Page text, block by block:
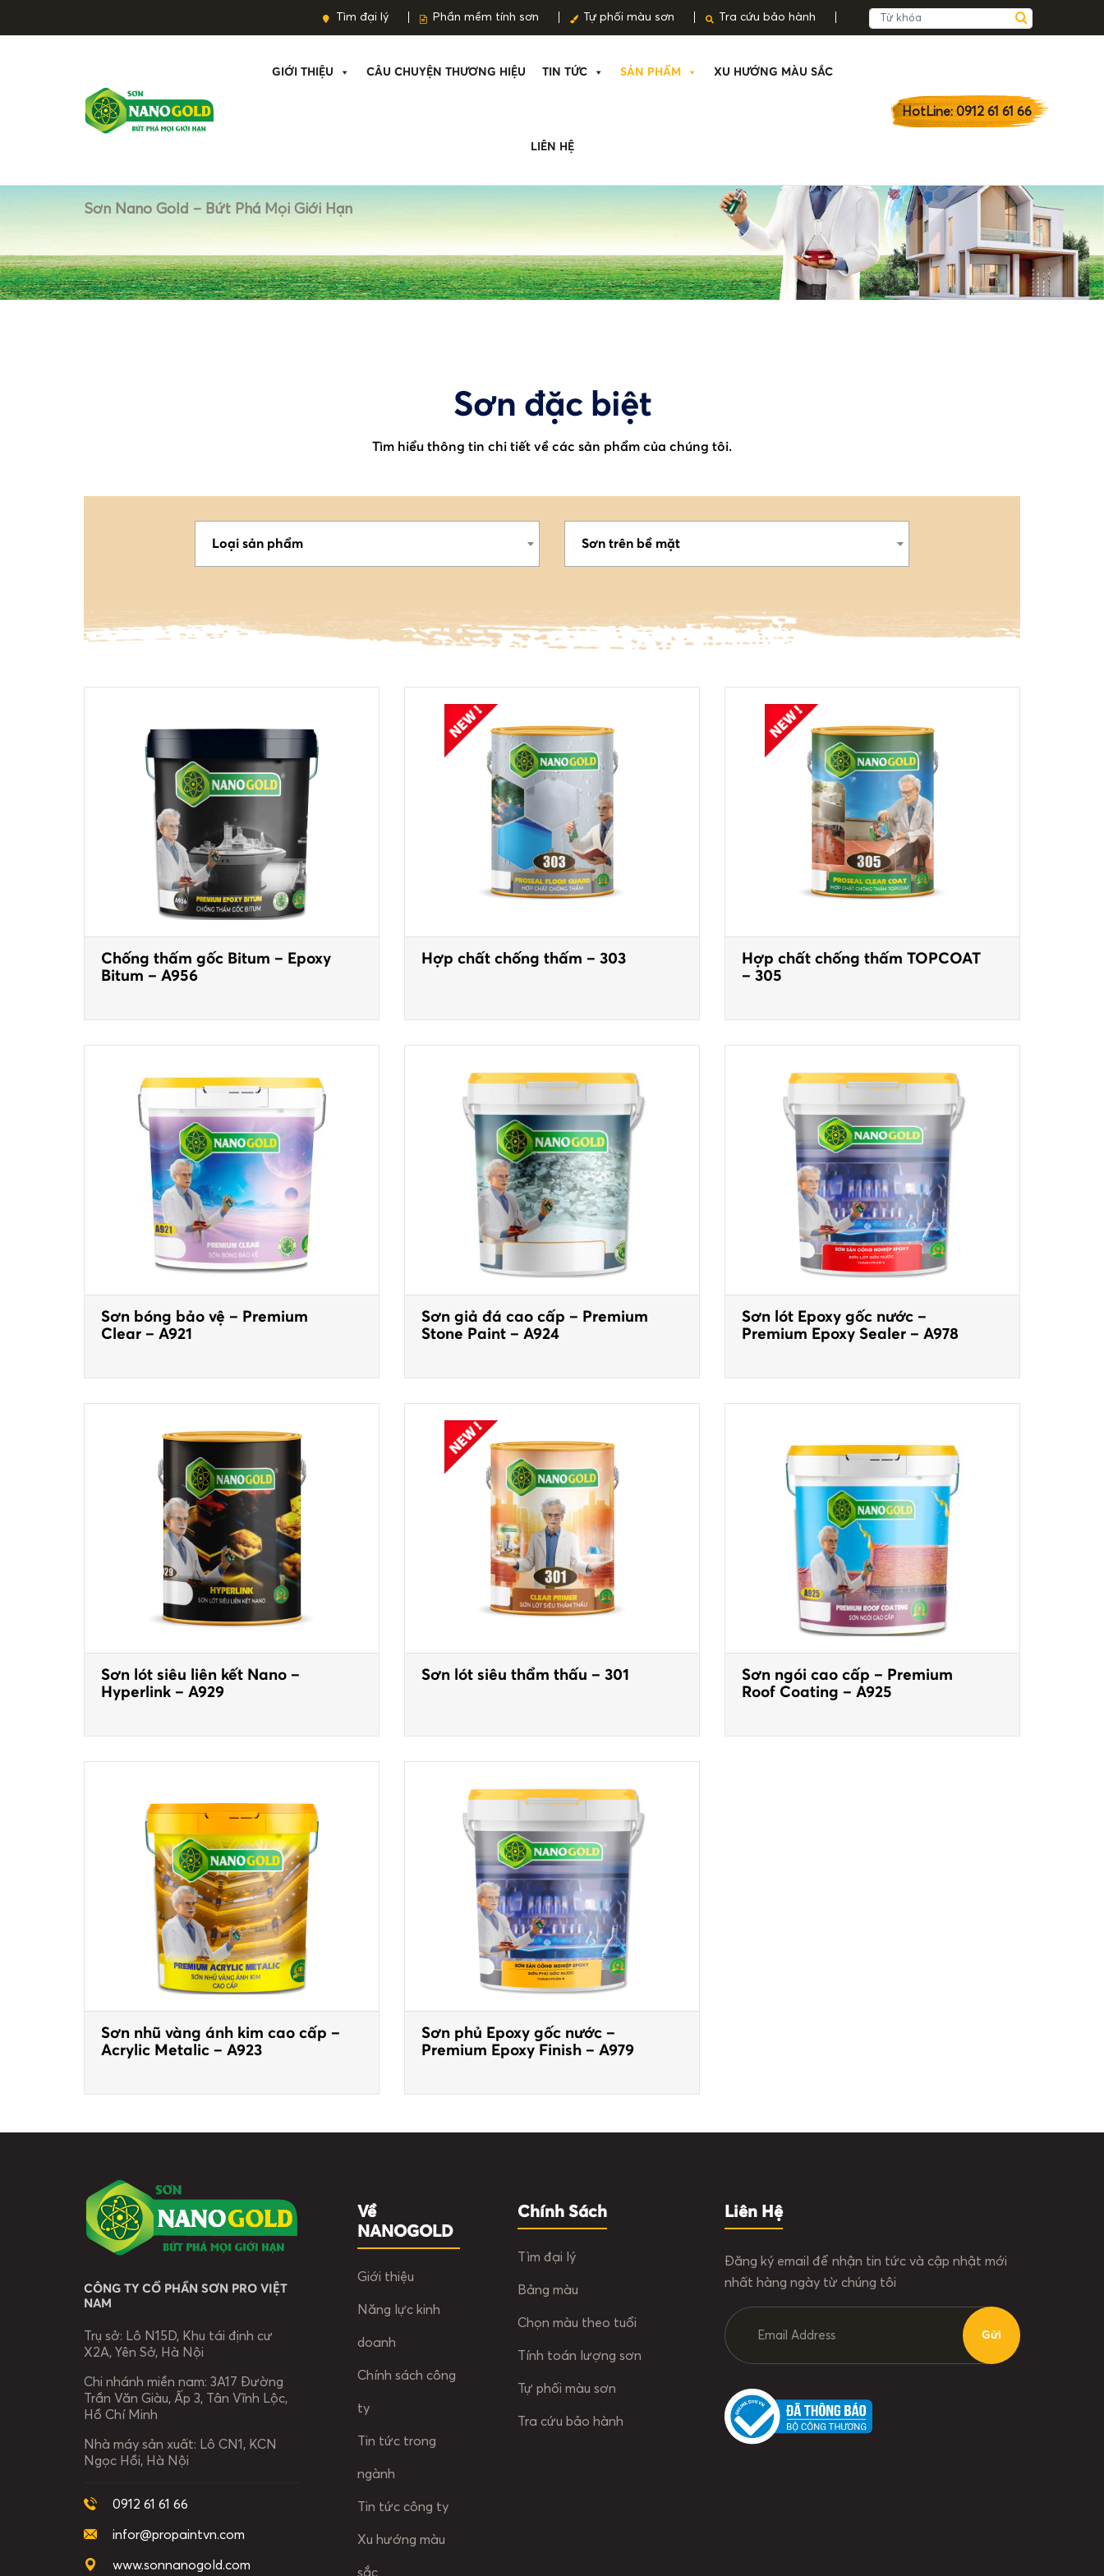
Tìm đại lý Phần mềm tính sơn Tự phối màu sơn Tra cứu bảo hành
GIỚI THIỆU CÂU CHUYỆN THƯƠNG HIỆU TIN TỨC SẢN PHẨM XU HƯỚNG MÀU SẮC
LIÊN HỆ
HotLine: 0912 61 61 66
Sơn Nano Gold – Bứt Phá Mọi Giới Hạn
Sơn đặc biệt
Tìm hiểu thông tin chi tiết về các sản phẩm của chúng tôi.
Loại sản phẩm Sơn trên bề mặt
Chống thấm gốc Bitum – Epoxy
Bitum – A956
Hợp chất chống thấm – 303
Hợp chất chống thấm TOPCOAT
– 305
Sơn bóng bảo vệ – Premium
Clear – A921
Sơn giả đá cao cấp – Premium
Stone Paint – A924
Sơn lót Epoxy gốc nước –
Premium Epoxy Sealer – A978
Sơn lót siêu liên kết Nano –
Hyperlink – A929
Sơn lót siêu thẩm thấu – 301
Sơn ngói cao cấp – Premium
Roof Coating – A925
Sơn nhũ vàng ánh kim cao cấp –
Acrylic Metalic – A923
Sơn phủ Epoxy gốc nước –
Premium Epoxy Finish – A979
CÔNG TY CỔ PHẦN SƠN PRO VIỆT
NAM
Trụ sở: Lô N15D, Khu tái định cư
X2A, Yên Sở, Hà Nội
Chi nhánh miền nam: 3A17 Đường
Trần Văn Giàu, Ấp 3, Tân Vĩnh Lộc,
Hồ Chí Minh
Nhà máy sản xuất: Lô CN1, KCN
Ngọc Hồi, Hà Nội
0912 61 61 66
infor@propaintvn.com
www.sonnanogold.com
Về
NANOGOLD
Giới thiệu
Năng lực kinh
doanh
Chính sách công
ty
Tin tức trong
ngành
Tin tức công ty
Xu hướng màu
sắc
Chính Sách
Tìm đại lý
Bảng màu
Chọn màu theo tuổi
Tính toán lượng sơn
Tự phối màu sơn
Tra cứu bảo hành
Liên Hệ
Đăng ký email để nhận tin tức và cập nhật mới
nhất hàng ngày từ chúng tôi